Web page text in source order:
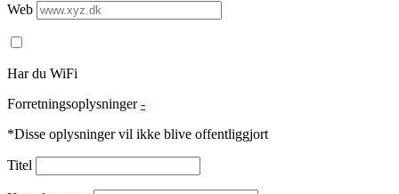
Web
Har du WiFi
Forretningsoplysninger -
*Disse oplysninger vil ikke blive offentliggjort
Titel